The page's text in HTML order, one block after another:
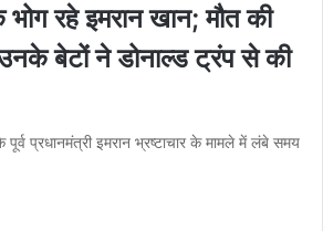
रहे इमरान खान; मौत की
बेटों ने डोनाल्ड ट्रंप से की
प्रधानमंत्री इमरान भ्रष्टाचार के मामले में लंबे समय